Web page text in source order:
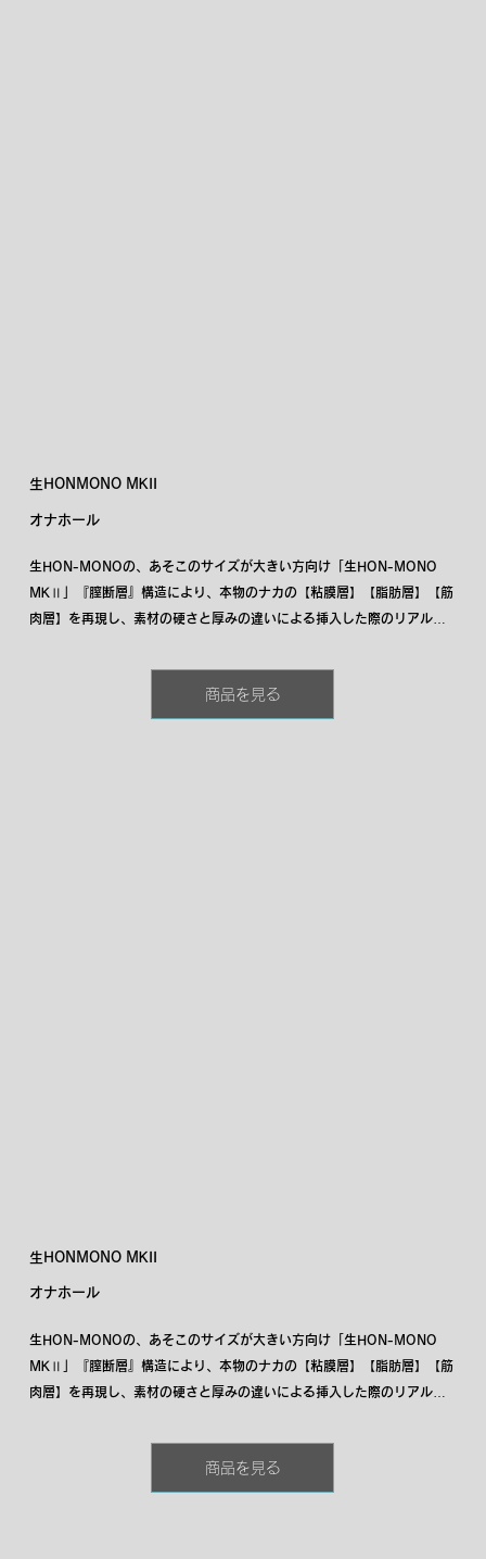
生HONMONO MKII
オナホール
生HON-MONOの、あそこのサイズが大きい方向け「生HON-MONO
MKⅡ」『膣断層』構造により、本物のナカの【粘膜層】【脂肪層】【筋
肉層】を再現し、素材の硬さと厚みの違いによる挿入した際のリアルな
とした感触はそのままに、あそこが大きくても無理のない、そして、小
さくても優しい快感を味わえる設計となっております。
商品を見る
生HONMONO MKII
オナホール
生HON-MONOの、あそこのサイズが大きい方向け「生HON-MONO
MKⅡ」『膣断層』構造により、本物のナカの【粘膜層】【脂肪層】【筋
肉層】を再現し、素材の硬さと厚みの違いによる挿入した際のリアルな
とした感触はそのままに、あそこが大きくても無理のない、そして、小
さくても優しい快感を味わえる設計となっております。
商品を見る